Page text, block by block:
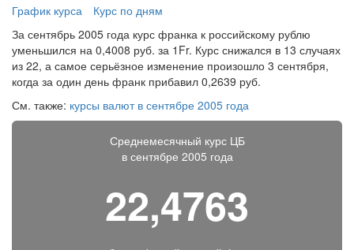
График курса
Курс по дням
За сентябрь 2005 года курс франка к российскому рублю
уменьшился на 0,4008 руб. за 1Fr. Курс снижался в 13 случаях
из 22, а самое серьёзное изменение произошло 3 сентября,
когда за один день франк прибавил 0,2639 руб.
См. также: курсы валют в сентябре 2005 года
Среднемесячный курс ЦБ
в сентябре 2005 года
22,4763